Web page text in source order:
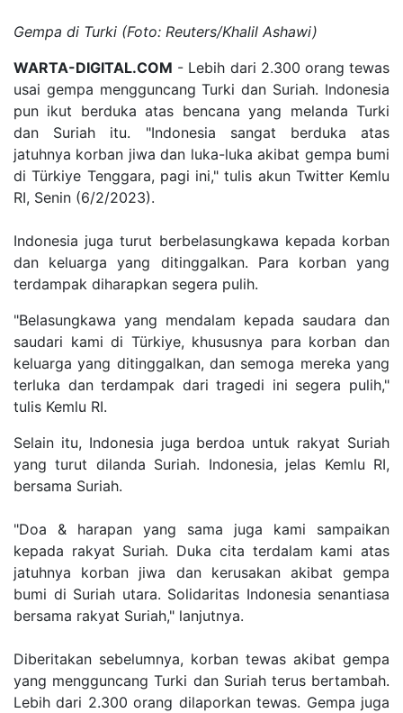
Gempa di Turki (Foto: Reuters/Khalil Ashawi)
WARTA-DIGITAL.COM - Lebih dari 2.300 orang tewas
usai gempa mengguncang Turki dan Suriah. Indonesia
pun ikut berduka atas bencana yang melanda Turki
dan Suriah itu. "Indonesia sangat berduka atas
jatuhnya korban jiwa dan luka-luka akibat gempa bumi
di Türkiye Tenggara, pagi ini," tulis akun Twitter Kemlu
RI, Senin (6/2/2023).
Indonesia juga turut berbelasungkawa kepada korban
dan keluarga yang ditinggalkan. Para korban yang
terdampak diharapkan segera pulih.
"Belasungkawa yang mendalam kepada saudara dan
saudari kami di Türkiye, khususnya para korban dan
keluarga yang ditinggalkan, dan semoga mereka yang
terluka dan terdampak dari tragedi ini segera pulih,"
tulis Kemlu RI.
Selain itu, Indonesia juga berdoa untuk rakyat Suriah
yang turut dilanda Suriah. Indonesia, jelas Kemlu RI,
bersama Suriah.
"Doa & harapan yang sama juga kami sampaikan
kepada rakyat Suriah. Duka cita terdalam kami atas
jatuhnya korban jiwa dan kerusakan akibat gempa
bumi di Suriah utara. Solidaritas Indonesia senantiasa
bersama rakyat Suriah," lanjutnya.
Diberitakan sebelumnya, korban tewas akibat gempa
yang mengguncang Turki dan Suriah terus bertambah.
Lebih dari 2.300 orang dilaporkan tewas. Gempa juga